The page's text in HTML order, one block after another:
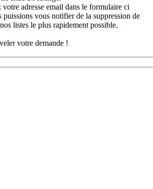
votre adresse email dans le formulaire ci
puissions vous notifier de la suppression de
listes le plus rapidement possible.
votre demande !